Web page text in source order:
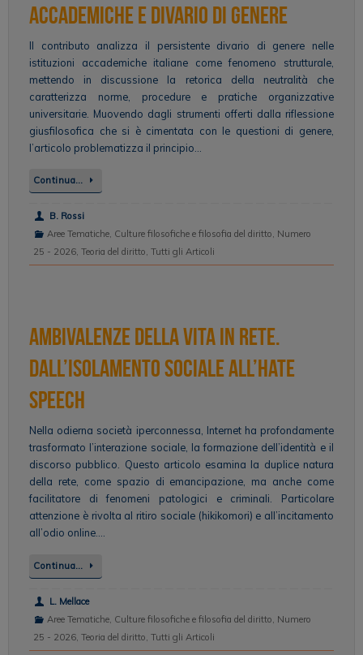
accademiche e divario di genere
Il contributo analizza il persistente divario di genere nelle
istituzioni accademiche italiane come fenomeno strutturale,
mettendo in discussione la retorica della neutralità che
caratterizza norme, procedure e pratiche organizzative
universitarie. Muovendo dagli strumenti offerti dalla riflessione
giusfilosofica che si è cimentata con le questioni di genere,
l’articolo problematizza il principio…
Continua…
B. Rossi
Aree Tematiche, Culture filosofiche e filosofia del diritto, Numero
25 - 2026, Teoria del diritto, Tutti gli Articoli
Ambivalenze della vita in rete.
Dall’isolamento sociale all’hate
speech
Nella odierna società iperconnessa, Internet ha profondamente
trasformato l’interazione sociale, la formazione dell’identità e il
discorso pubblico. Questo articolo esamina la duplice natura
della rete, come spazio di emancipazione, ma anche come
facilitatore di fenomeni patologici e criminali. Particolare
attenzione è rivolta al ritiro sociale (hikikomori) e all’incitamento
all’odio online….
Continua…
L. Mellace
Aree Tematiche, Culture filosofiche e filosofia del diritto Numero
25 - 2026 Teoria del diritto Tutti gli Articoli